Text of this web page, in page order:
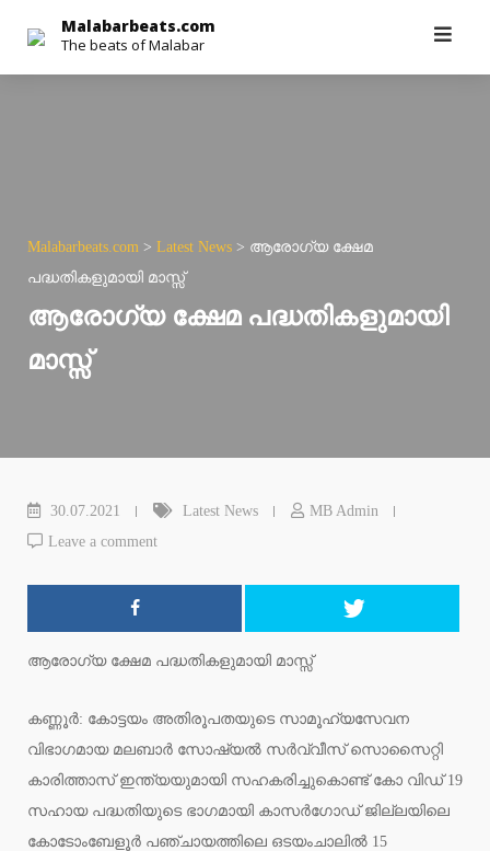
content
Malabarbeats.com
The beats of Malabar
Malabarbeats.com > Latest News > ആരോഗ്യ ക്ഷേമ
പദ്ധതികളുമായി മാസ്സ്
ആരോഗ്യ ക്ഷേമ പദ്ധതികളുമായി
മാസ്സ്
30.07.2021 Latest News
MB Admin
Leave a comment
ആരോഗ്യ ക്ഷേമ പദ്ധതികളുമായി മാസ്സ്
കണ്ണൂർ: കോട്ടയം അതിരൂപതയുടെ സാമൂഹ്യസേവന
വിഭാഗമായ മലബാർ സോഷ്യൽ സർവ്വീസ് സൊസൈറ്റി
കാരിത്താസ് ഇന്ത്യയുമായി സഹകരിച്ചുകൊണ്ട് കോ വിഡ് 19
സഹായ പദ്ധതിയുടെ ഭാഗമായി കാസർഗോഡ് ജില്ലയിലെ
കോടോംബേളൂർ പഞ്ചായത്തിലെ ഒടയംചാലിൽ 15